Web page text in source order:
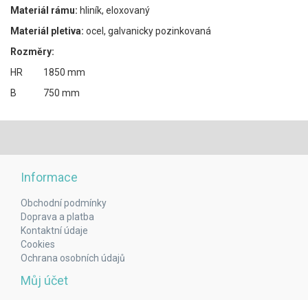
Materiál rámu: hliník, eloxovaný
Materiál pletiva: ocel, galvanicky pozinkovaná
Rozměry:
HR 1850 mm
B 750 mm
Informace
Obchodní podmínky
Doprava a platba
Kontaktní údaje
Cookies
Ochrana osobních údajů
Můj účet